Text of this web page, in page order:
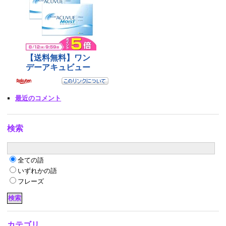
最近のコメント
検索
全ての語
いずれかの語
フレーズ